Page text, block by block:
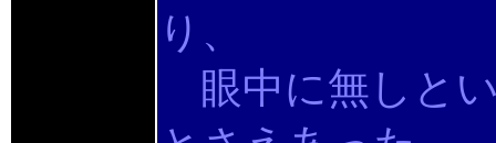
り、
眼中に無しと